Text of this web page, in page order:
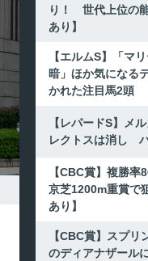
り！ 世代上位の
あり】
【エルムS】「マ
暗」ほか気になる
かれた注目馬2頭
【レパードS】メ
レクトスは消し
【CBC賞】複勝率
京芝1200m重賞で
あり】
【CBC賞】スプ
のディアナザール